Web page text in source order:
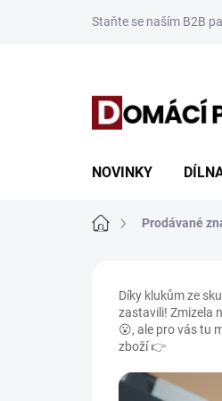
Staňte se naším B2B
NOVINKY
Domů Prodávané
Díky klukům ze
zastavili! Zmizela
😮, ale pro vás tu
zboží 👉